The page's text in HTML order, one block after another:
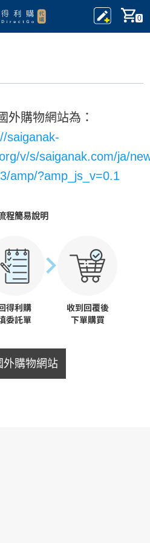
0
外購物網站為：
saiganak-
v/s/saiganak.com/ja/
amp/?amp_js_v=0.1
程簡易說明
外購物網站